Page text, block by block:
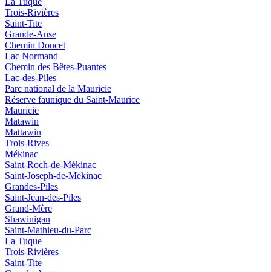
Trois-Rivières
Saint-Tite
Grande-Anse
Chemin Doucet
Lac Normand
Chemin des Bêtes-Puantes
Lac-des-Piles
Parc national de la Mauricie
Réserve faunique du Saint‑Maurice
Mauricie
Matawin
Mattawin
Trois-Rives
Mékinac
Saint-Roch-de-Mékinac
Saint-Joseph-de-Mekinac
Grandes-Piles
Saint-Jean-des-Piles
Grand-Mère
Shawinigan
Saint-Mathieu-du-Parc
La Tuque
Trois-Rivières
Saint-Tite